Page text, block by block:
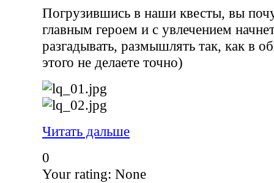
Погрузившись в наши квесты, вы
главным героем и с увлечением
разгадывать, размышлять так, как в
этого не делаете точно)
Читать дальше
0
Your rating: None